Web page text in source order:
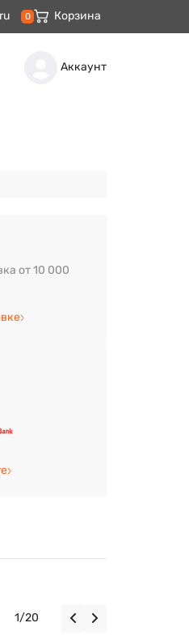
0 Корзина
Аккаунт
от 10 000
1/20